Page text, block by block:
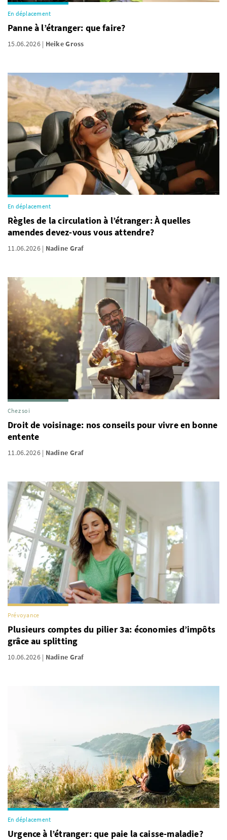
En déplacement
Panne à l’étranger: que faire?
15.06.2026 Heike Gross
En déplacement
Règles de la circulation à l’étranger: À quelles
amendes devez-vous vous attendre?
11.06.2026 Nadine Graf
Chez soi
Droit de voisinage: nos conseils pour vivre en bonne
entente
11.06.2026 Nadine Graf
Prévoyance
Plusieurs comptes du pilier 3a: économies d’impôts
grâce au splitting
10.06.2026 Nadine Graf
En déplacement
Urgence à l’étranger: que paie la caisse-maladie?